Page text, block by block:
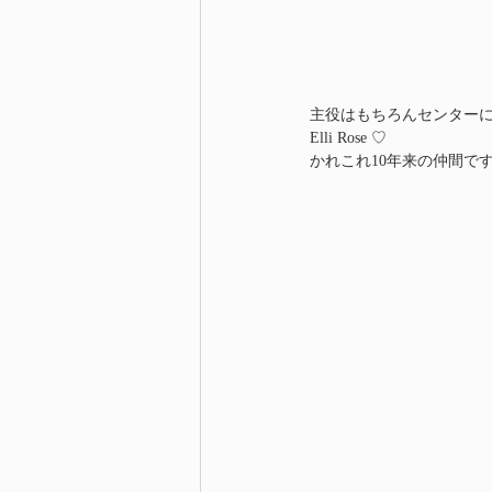
主役はもちろんセンター
Elli Rose ♡
かれこれ10年来の仲間で